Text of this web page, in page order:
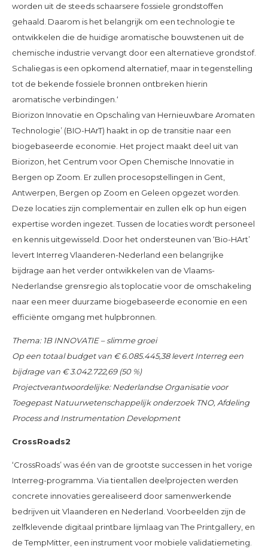
worden uit de steeds schaarsere fossiele grondstoffen
gehaald. Daarom is het belangrijk om een technologie te
ontwikkelen die de huidige aromatische bouwstenen uit de
chemische industrie vervangt door een alternatieve grondstof.
Schaliegas is een opkomend alternatief, maar in tegenstelling
tot de bekende fossiele bronnen ontbreken hierin
aromatische verbindingen.‘
Biorizon Innovatie en Opschaling van Hernieuwbare Aromaten
Technologie’ (BIO-HArT) haakt in op de transitie naar een
biogebaseerde economie. Het project maakt deel uit van
Biorizon, het Centrum voor Open Chemische Innovatie in
Bergen op Zoom. Er zullen procesopstellingen in Gent,
Antwerpen, Bergen op Zoom en Geleen opgezet worden.
Deze locaties zijn complementair en zullen elk op hun eigen
expertise worden ingezet. Tussen de locaties wordt personeel
en kennis uitgewisseld. Door het ondersteunen van ‘Bio-HArt’
levert Interreg Vlaanderen-Nederland een belangrijke
bijdrage aan het verder ontwikkelen van de Vlaams-
Nederlandse grensregio als toplocatie voor de omschakeling
naar een meer duurzame biogebaseerde economie en een
efficiënte omgang met hulpbronnen.
Thema: 1B INNOVATIE – slimme groei
Op een totaal budget van €6.085.445,38levertInterregeen
bijdrage van € 3.042.722,69 (50 %)
Projectverantwoordelijke: Nederlandse Organisatie voor
Toegepast Natuurwetenschappelijk onderzoek TNO, Afdeling
Process and Instrumentation Development
CrossRoads2
‘CrossRoads’ was één van de grootste successen in het vorige
Interreg-programma. Via tientallen deelprojecten werden
concrete innovaties gerealiseerd door samenwerkende
bedrijven uit Vlaanderen en Nederland. Voorbeelden zijn de
zelfklevende digitaal printbare lijmlaag van The Printgallery, en
de TempMitter, een instrument voor mobiele validatiemeting.